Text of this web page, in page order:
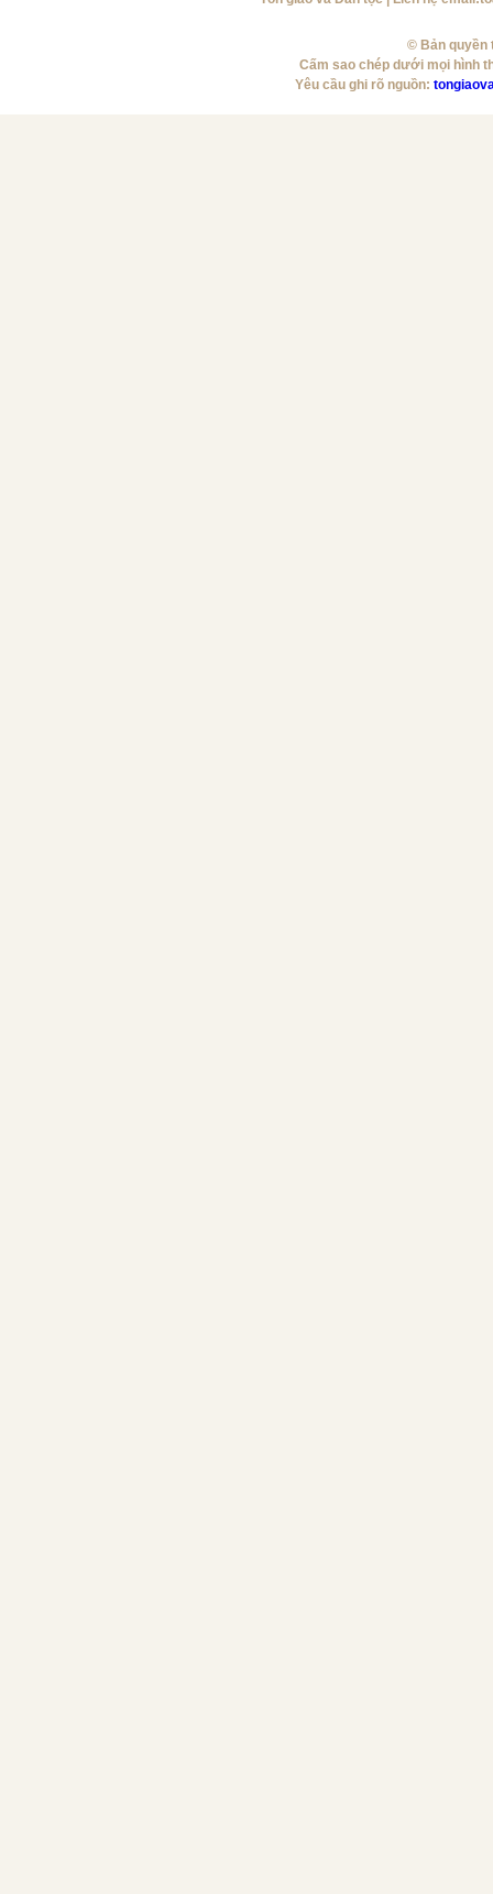
© Bản quyền
Cấm sao chép dưới mọi hình
Yêu cầu ghi rõ nguồn: